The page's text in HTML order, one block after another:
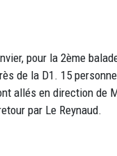
pour la 2ème
de la D1. 15
allés en direction de
par Le Reynaud.